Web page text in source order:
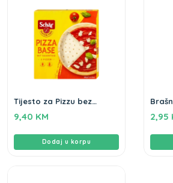
Tijesto za Pizzu bez
9,40 KM
Dodaj u korpu
2,95